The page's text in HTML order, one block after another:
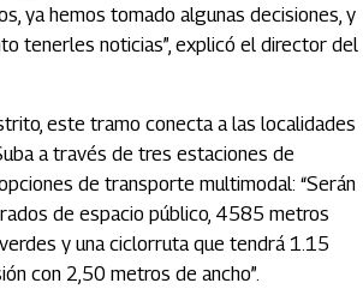
ya hemos tomado algunas decisiones, y
tenerles noticias”, explicó el director del
este tramo conecta a las localidades
a través de tres estaciones de
de transporte multimodal: “Serán
de espacio público, 4585 metros
y una ciclorruta que tendrá 1.15
con 2,50 metros de ancho”.